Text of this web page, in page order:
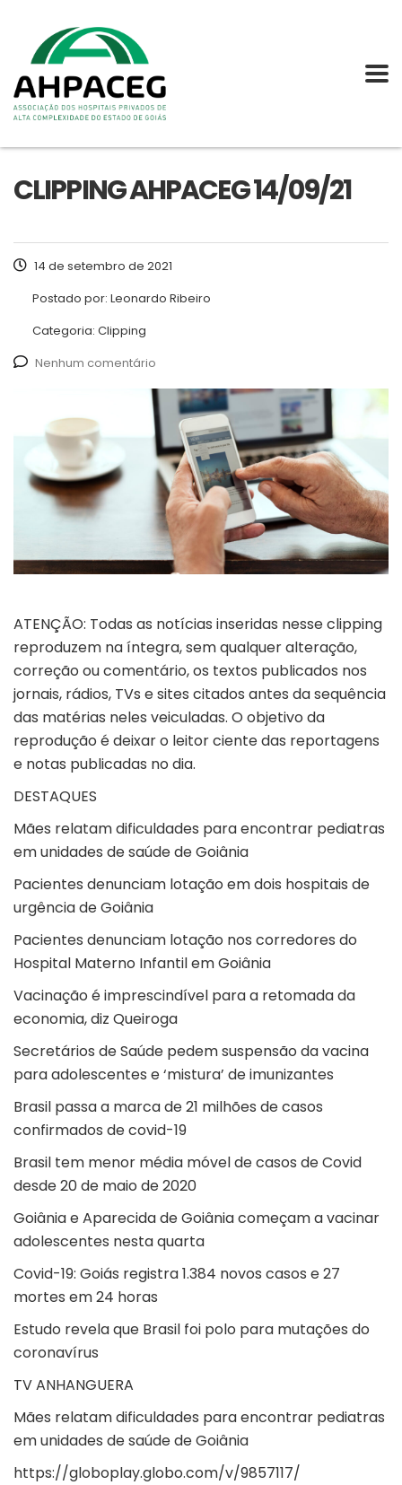
CLIPPING AHPACEG 14/09/21
14 de setembro de 2021
Postado por: Leonardo Ribeiro
Categoria: Clipping
Nenhum comentário
ATENÇÃO: Todas as notícias inseridas nesse clipping
reproduzem na íntegra, sem qualquer alteração,
correção ou comentário, os textos publicados nos
jornais, rádios, TVs e sites citados antes da sequência
das matérias neles veiculadas. O objetivo da
reprodução é deixar o leitor ciente das reportagens
e notas publicadas no dia.
DESTAQUES
Mães relatam dificuldades para encontrar pediatras
em unidades de saúde de Goiânia
Pacientes denunciam lotação em dois hospitais de
urgência de Goiânia
Pacientes denunciam lotação nos corredores do
Hospital Materno Infantil em Goiânia
Vacinação é imprescindível para a retomada da
economia, diz Queiroga
Secretários de Saúde pedem suspensão da vacina
para adolescentes e ‘mistura’ de imunizantes
Brasil passa a marca de 21 milhões de casos
confirmados de covid-19
Brasil tem menor média móvel de casos de Covid
desde 20 de maio de 2020
Goiânia e Aparecida de Goiânia começam a vacinar
adolescentes nesta quarta
Covid-19: Goiás registra 1.384 novos casos e 27
mortes em 24 horas
Estudo revela que Brasil foi polo para mutações do
coronavírus
TV ANHANGUERA
Mães relatam dificuldades para encontrar pediatras
em unidades de saúde de Goiânia
https://globoplay.globo.com/v/9857117/